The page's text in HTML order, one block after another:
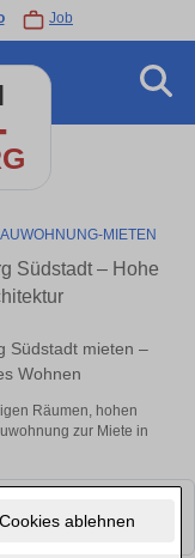
ablehnen
Job
MIETEN
Südstadt – Hohe
Südstadt mieten –
Wohnen
Räumen, hohen
zur Miete in
finden. Schauen Sie